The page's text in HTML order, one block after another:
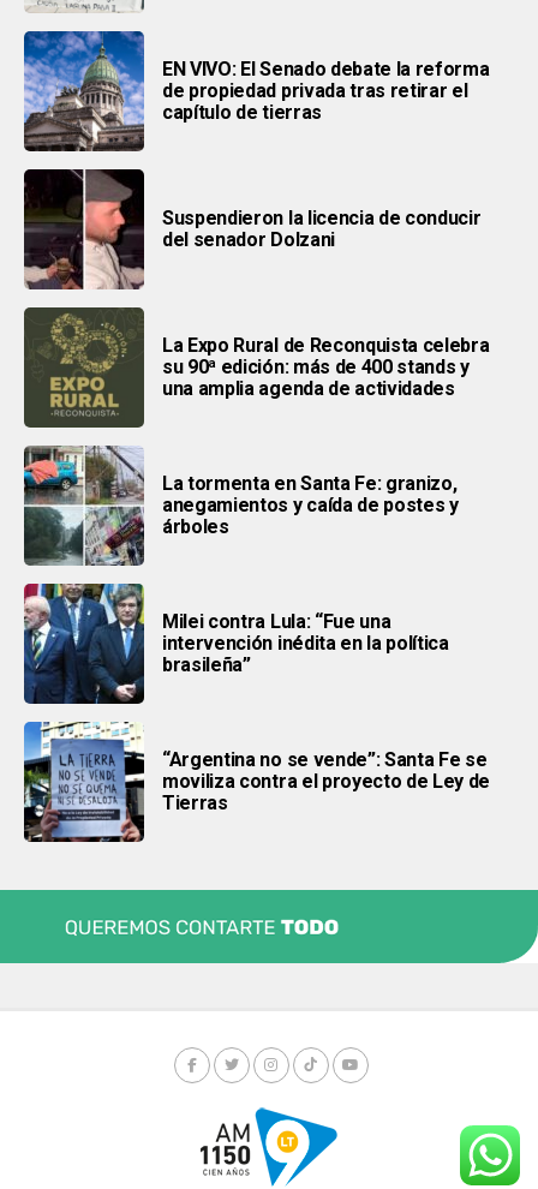
EN VIVO: El Senado debate la reforma
de propiedad privada tras retirar el
capítulo de tierras
Suspendieron la licencia de conducir
del senador Dolzani
La Expo Rural de Reconquista celebra
su 90ª edición: más de 400 stands y
una amplia agenda de actividades
La tormenta en Santa Fe: granizo,
anegamientos y caída de postes y
árboles
Milei contra Lula: “Fue una
intervención inédita en la política
brasileña”
“Argentina no se vende”: Santa Fe se
moviliza contra el proyecto de Ley de
Tierras